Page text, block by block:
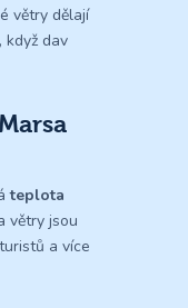
větry dělají
když dav
teplota
větry jsou
a více